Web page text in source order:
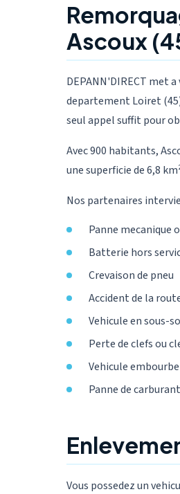
Ascoux
DEPANN'DIRECT met
departement Loiret
seul appel suffit pour
Avec 900 habitants,
une superficie de 6,8
Nos partenaires
Panne mecanique
Batterie hors
Crevaison de pneu
Accident de la
Vehicule en sous-
Perte de clefs ou
Vehicule
Panne de carburant
Vous possedez un